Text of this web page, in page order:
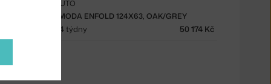
KOMODA ENFOLD 124X63, OAK/GREY
MUUTO
3 - 4 týdny 50 174 Kč